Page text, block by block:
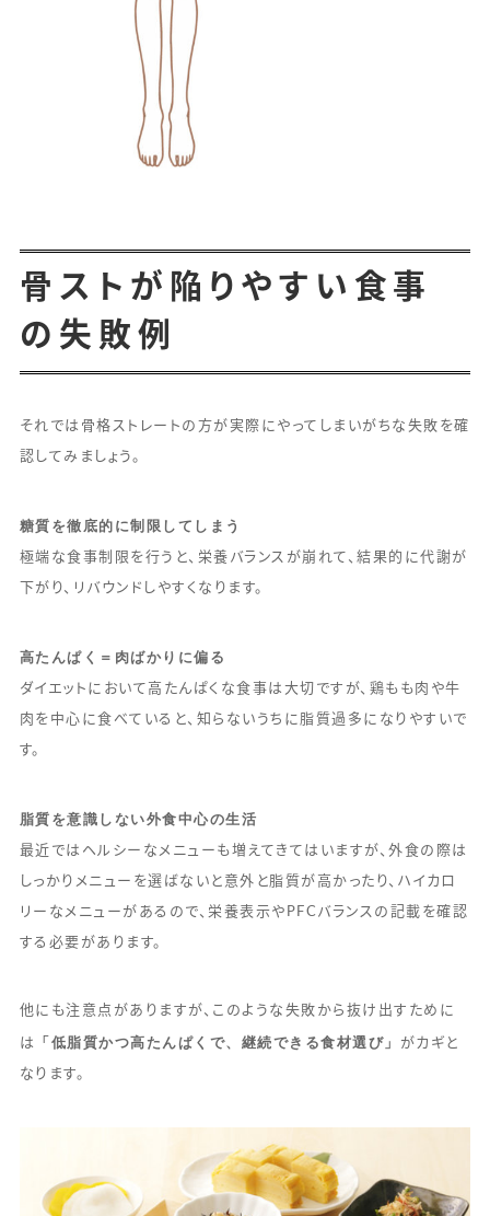
骨ストが陥りやすい食事
の失敗例
それでは骨格ストレートの方が実際にやってしまいがちな失敗を確
認してみましょう。
糖質を徹底的に制限してしまう
極端な食事制限を行うと、栄養バランスが崩れて、結果的に代謝が
下がり、リバウンドしやすくなります。
高たんぱく＝肉ばかりに偏る
ダイエットにおいて高たんぱくな食事は大切ですが、鶏もも肉や牛
肉を中心に食べていると、知らないうちに脂質過多になりやすいで
す。
脂質を意識しない外食中心の生活
最近ではヘルシーなメニューも増えてきてはいますが、外食の際は
しっかりメニューを選ばないと意外と脂質が高かったり、ハイカロ
リーなメニューがあるので、栄養表示やPFCバランスの記載を確認
する必要があります。
他にも注意点がありますが、このような失敗から抜け出すために
は 「低脂質かつ高たんぱくで、継続できる食材選び」 がカギと
なります。